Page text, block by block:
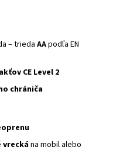
– trieda AApodľa EN
CE Level 2
chrániča
vreckána mobil alebo